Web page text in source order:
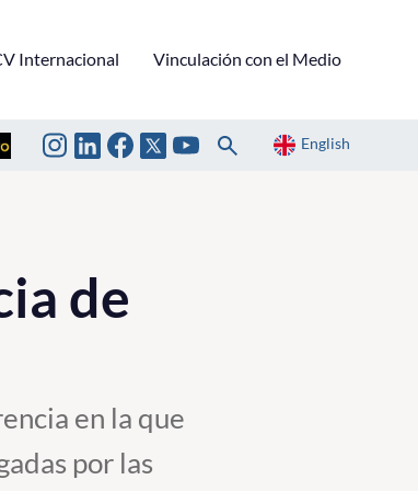
Internacional Vinculación con el Medio
English
de
en la que
por las